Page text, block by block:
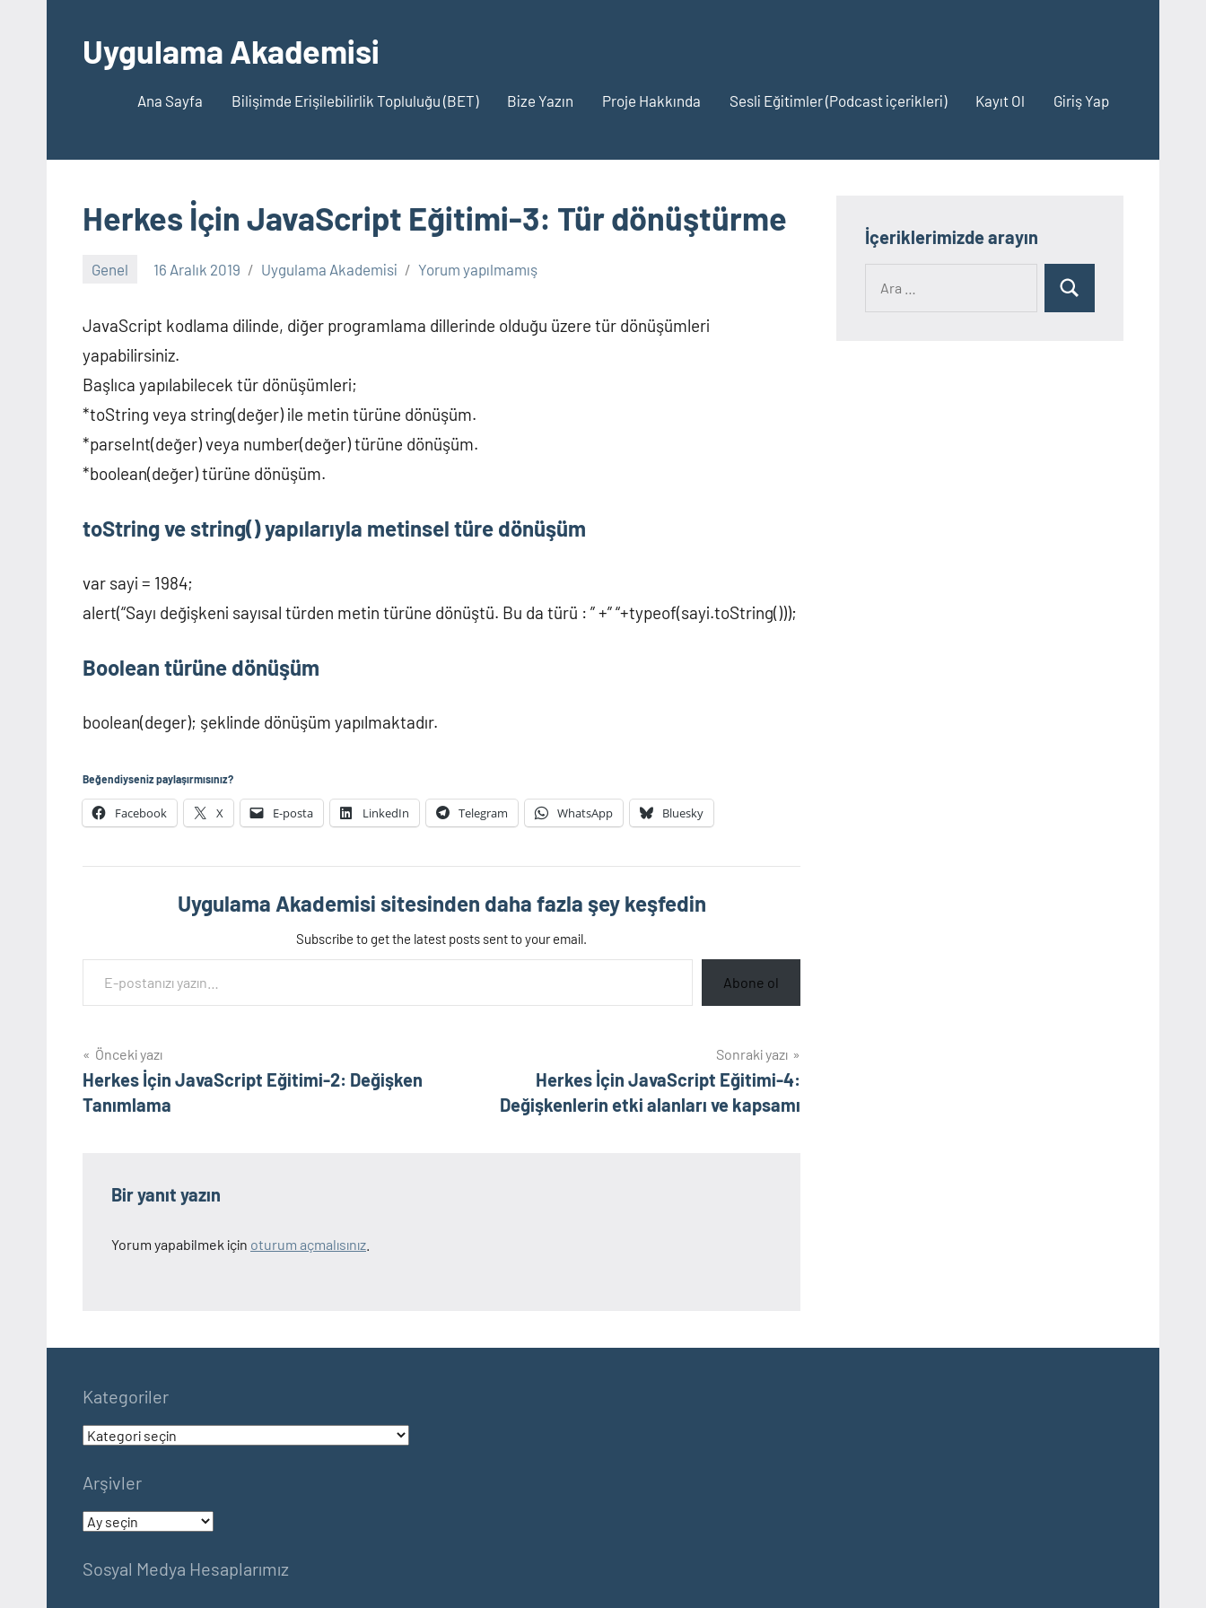
Uygulama Akademisi
Ana Sayfa Bilişimde Erişilebilirlik Topluluğu (BET) Bize Yazın Proje Hakkında Sesli Eğitimler (Podcast içerikleri) Kayıt Ol Giriş Yap
Herkes İçin JavaScript Eğitimi-3: Tür dönüştürme
Genel 16 Aralık 2019 Uygulama Akademisi Yorum yapılmamış
JavaScript kodlama dilinde, diğer programlama dillerinde olduğu üzere tür dönüşümleri
yapabilirsiniz.
Başlıca yapılabilecek tür dönüşümleri;
*toString veya string(değer) ile metin türüne dönüşüm.
*parseInt(değer) veya number(değer) türüne dönüşüm.
*boolean(değer) türüne dönüşüm.
toString ve string() yapılarıyla metinsel türe dönüşüm
var sayi = 1984;
alert(“Sayı değişkeni sayısal türden metin türüne dönüştü. Bu da türü : ” +” “+typeof(sayi.toString()));
Boolean türüne dönüşüm
boolean(deger); şeklinde dönüşüm yapılmaktadır.
Beğendiyseniz paylaşırmısınız?
Facebook X E-posta LinkedIn Telegram WhatsApp Bluesky
Uygulama Akademisi sitesinden daha fazla şey keşfedin
Subscribe to get the latest posts sent to your email.
E-postanızı yazın…
Abone ol
Yazı
gezinmesi
Önceki yazı
Herkes İçin JavaScript Eğitimi-2: Değişken
Tanımlama
Sonraki yazı
Herkes İçin JavaScript Eğitimi-4:
Değişkenlerin etki alanları ve kapsamı
Bir yanıt yazın
Yorum yapabilmek için oturum açmalısınız
İçeriklerimizde arayın
Ara
Kategoriler
Kategoriler
Arşivler
Arşivler
Sosyal Medya Hesaplarımız